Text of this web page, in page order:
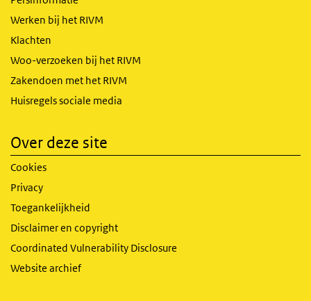
Werken bij het RIVM
Klachten
Woo-verzoeken bij het RIVM
Zakendoen met het RIVM
Huisregels sociale media
Over deze site
Cookies
Privacy
Toegankelijkheid
Disclaimer en copyright
Coordinated Vulnerability Disclosure
Website archief